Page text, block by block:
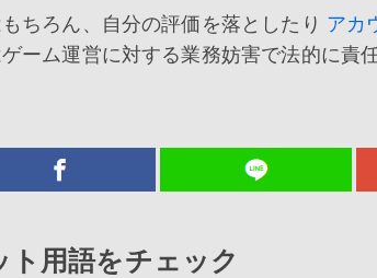
ちろん、自分の評価を落としたり アカ
ーム運営に対する業務妨害で法的に責
ト用語をチェック